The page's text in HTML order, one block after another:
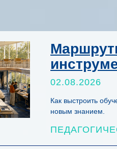
02.08.2026
Как выстроить
новым знанием.